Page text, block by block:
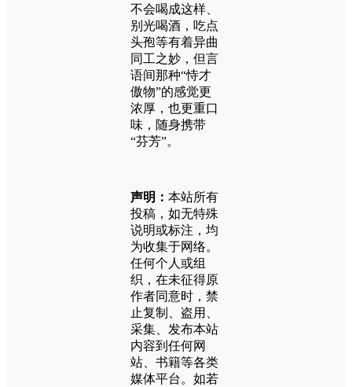
不会喝成这样、
别光喝酒，吃点
头孢等有着异曲
同工之妙，但言
语间那种“恃才
傲物”的感觉更
浓厚，也更重口
味，随身携带
“芬芳”。
声明： 本站所有
投稿，如无特殊
说明或标注，均
为收集于网络。
任何个人或组
织，在未征得原
作者同意时，禁
止复制、盗用、
采集、发布本站
内容到任何网
站、书籍等各类
媒体平台。如若